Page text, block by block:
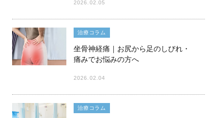
2026.02.05
治療コラム
坐骨神経痛｜お尻から足のしびれ・
痛みでお悩みの方へ
2026.02.04
治療コラム